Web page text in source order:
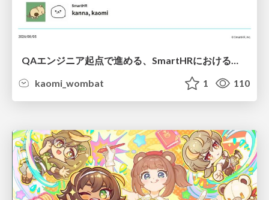
QAエンジニア起点で進める、SmartHRにおける信頼性向上について
kaomi_wombat
1 110